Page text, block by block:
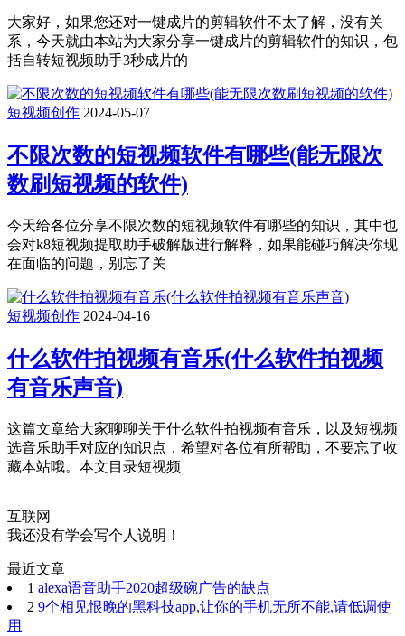
大家好，如果您还对一键成片的剪辑软件不太了解，没有关
系，今天就由本站为大家分享一键成片的剪辑软件的知识，包
括自转短视频助手3秒成片的
短视频创作 2024-05-07
不限次数的短视频软件有哪些(能无限次
数刷短视频的软件)
今天给各位分享不限次数的短视频软件有哪些的知识，其中也
会对k8短视频提取助手破解版进行解释，如果能碰巧解决你现
在面临的问题，别忘了关
短视频创作 2024-04-16
什么软件拍视频有音乐(什么软件拍视频
有音乐声音)
这篇文章给大家聊聊关于什么软件拍视频有音乐，以及短视频
选音乐助手对应的知识点，希望对各位有所帮助，不要忘了收
藏本站哦。本文目录短视频
互联网
我还没有学会写个人说明！
最近文章
1 alexa语音助手2020超级碗广告的缺点
2 9个相见恨晚的黑科技app,让你的手机无所不能,请低调使
用